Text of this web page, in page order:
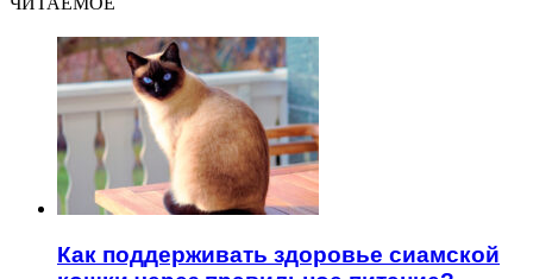
Как поддерживать здоровье сиамской